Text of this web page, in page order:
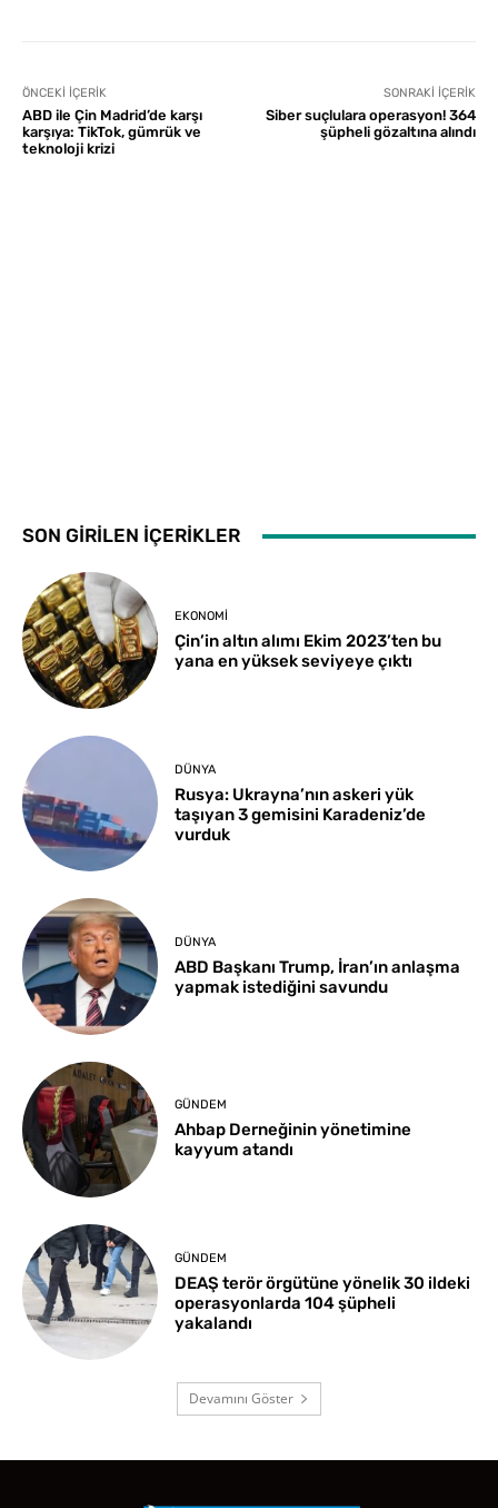
ÖNCEKI İÇERIK
ABD ile Çin Madrid’de karşı
karşıya: TikTok, gümrük ve
teknoloji krizi
SONRAKI İÇERIK
Siber suçlulara operasyon! 364
şüpheli gözaltına alındı
SON GİRİLEN İÇERİKLER
EKONOMI
Çin’in altın alımı Ekim 2023’ten bu
yana en yüksek seviyeye çıktı
DÜNYA
Rusya: Ukrayna’nın askeri yük
taşıyan 3 gemisini Karadeniz’de
vurduk
DÜNYA
ABD Başkanı Trump, İran’ın anlaşma
yapmak istediğini savundu
GÜNDEM
Ahbap Derneğinin yönetimine
kayyum atandı
GÜNDEM
DEAŞ terör örgütüne yönelik 30 ildeki
operasyonlarda 104 şüpheli
yakalandı
Devamını Göster